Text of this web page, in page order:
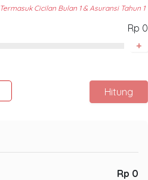
Termasuk Cicilan Bulan 1 & Asuransi Tahun 1
Rp 0
+
Hitung
Rp 0